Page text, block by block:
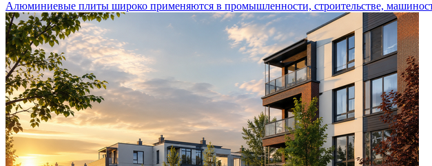
Алюминиевые плиты широко применяются в промышленности, строительстве,